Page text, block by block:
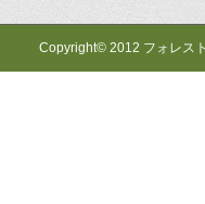
Copyright© 2012 フォレス